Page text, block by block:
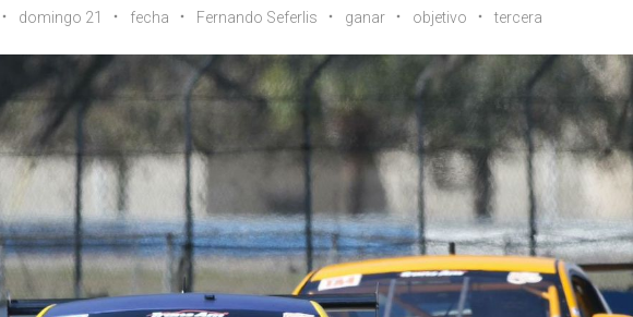
domingo 21 fecha Fernando Seferlis ganar objetivo tercera